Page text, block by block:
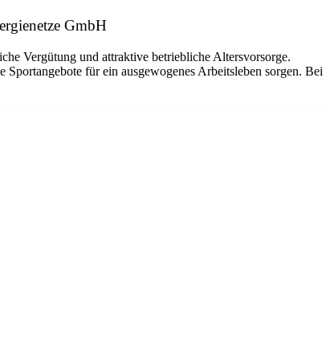
GmbH
Vergütung und attraktive betriebliche Altersvorsorge.
für ein ausgewogenes Arbeitsleben sorgen. Bei